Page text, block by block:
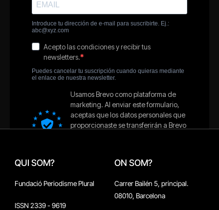
QUI SOM?
Fundació Periodisme Plural
ISSN 2339 - 9619
ON SOM?
Carrer Bailén 5, principal.
08010, Barcelona